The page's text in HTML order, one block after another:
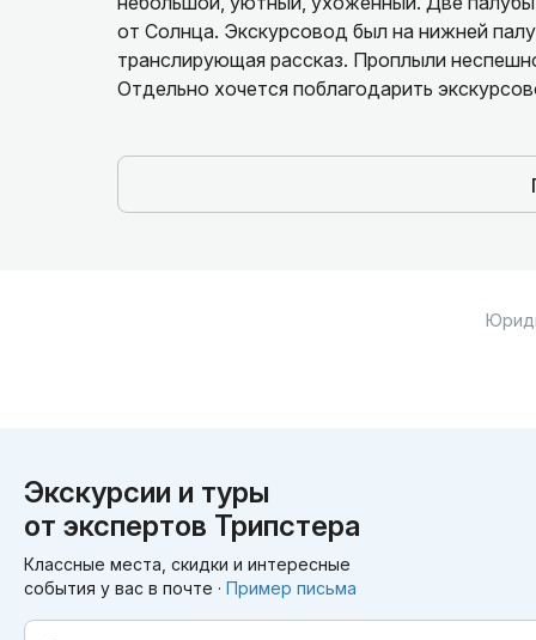
от Солнца. Экскурсовод был на нижней
транслирующая рассказ. Проплыли
Отдельно хочется поблагодарить
Экскурсии и туры
от экспертов Трипстера
Классные места, скидки и интересные
события у вас в почте · Пример письма